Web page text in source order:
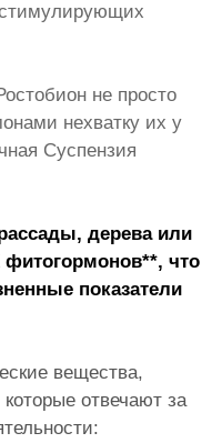
не просто
нехватку их у
Суспензия
дерева или
что
показатели
вещества,
отвечают за